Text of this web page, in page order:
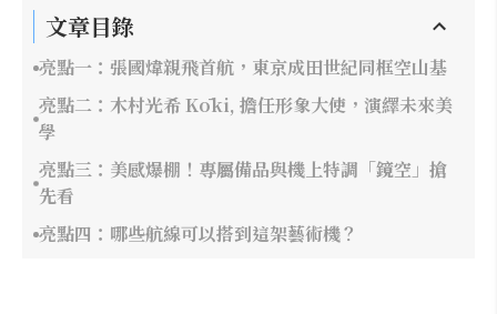
文章目錄
亮點一：張國煒親飛首航，東京成田世紀同框空山基
亮點二：木村光希 Kōki, 擔任形象大使，演繹未來美
學
亮點三：美感爆棚！專屬備品與機上特調「鏡空」搶
先看
亮點四：哪些航線可以搭到這架藝術機？